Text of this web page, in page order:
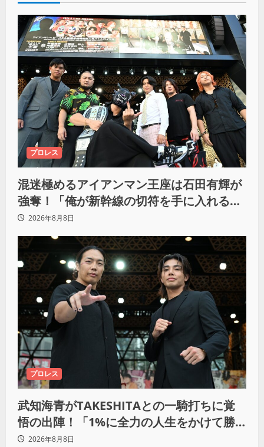
プロレス
混迷極めるアイアンマン王座は石田有輝が
強奪！「俺が新幹線の切符を手に入れるか
らな！逃げ切るぞ」
2026年8月8日
プロレス
武知海青がTAKESHITAとの一騎打ちに覚
悟の出陣！「1%に全力の人生をかけて勝
ちにいきたい」
2026年8月8日